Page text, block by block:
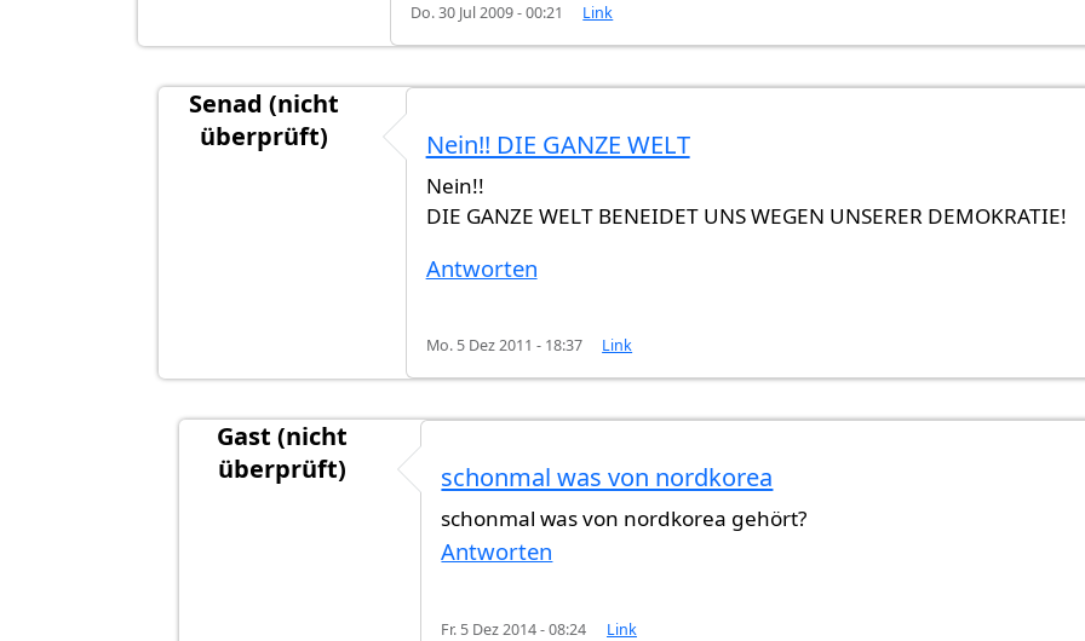
Do. 30 Jul 2009 - 00:21 Link
Senad (nicht
überprüft)
ist es nicht überall auf dervonGast (nicht überprüft)
Nein!! DIE GANZE WELT
Nein!!
DIE GANZE WELT BENEIDET UNS WEGEN UNSERER DEMOKRATIE!
Antworten
Mo. 5 Dez 2011 - 18:37 Link
Gast (nicht
überprüft)
Nein!! DIE GANZE WELTvonSenad (nicht überprüft)
schonmal was von nordkorea
schonmal was von nordkorea gehört?
Antworten
Fr. 5 Dez 2014 - 08:24 Link